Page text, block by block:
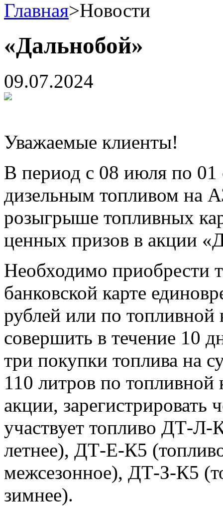
Главная>Новости
«Дальнобой»
09.07.2024
Уважаемые клиенты!
В период с 08 июля по 01
дизельным топливом на
розыгрыше топливных
ценных призов в акции
Необходимо приобрести
банковской карте
рублей или по топливной
совершить в течение 10
три покупки топлива на
110 литров по
акции, зарегистрировать
участвует топливо ДТ-
летнее), ДТ-Е-К5
межсезонное), ДТ-З-К5
зимнее).